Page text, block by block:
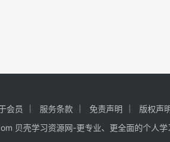
会员 服务条款 免责声明 版权声
贝壳学习资源网-更专业、更全面的个人学